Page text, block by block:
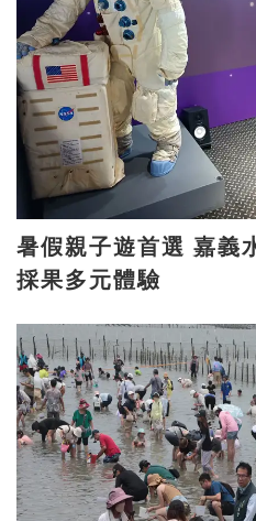
暑假親子遊首選 嘉義
採果多元體驗